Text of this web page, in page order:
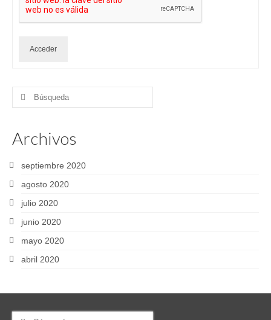
Acceder
Buscar
Archivos
septiembre 2020
agosto 2020
julio 2020
junio 2020
mayo 2020
abril 2020
Buscar